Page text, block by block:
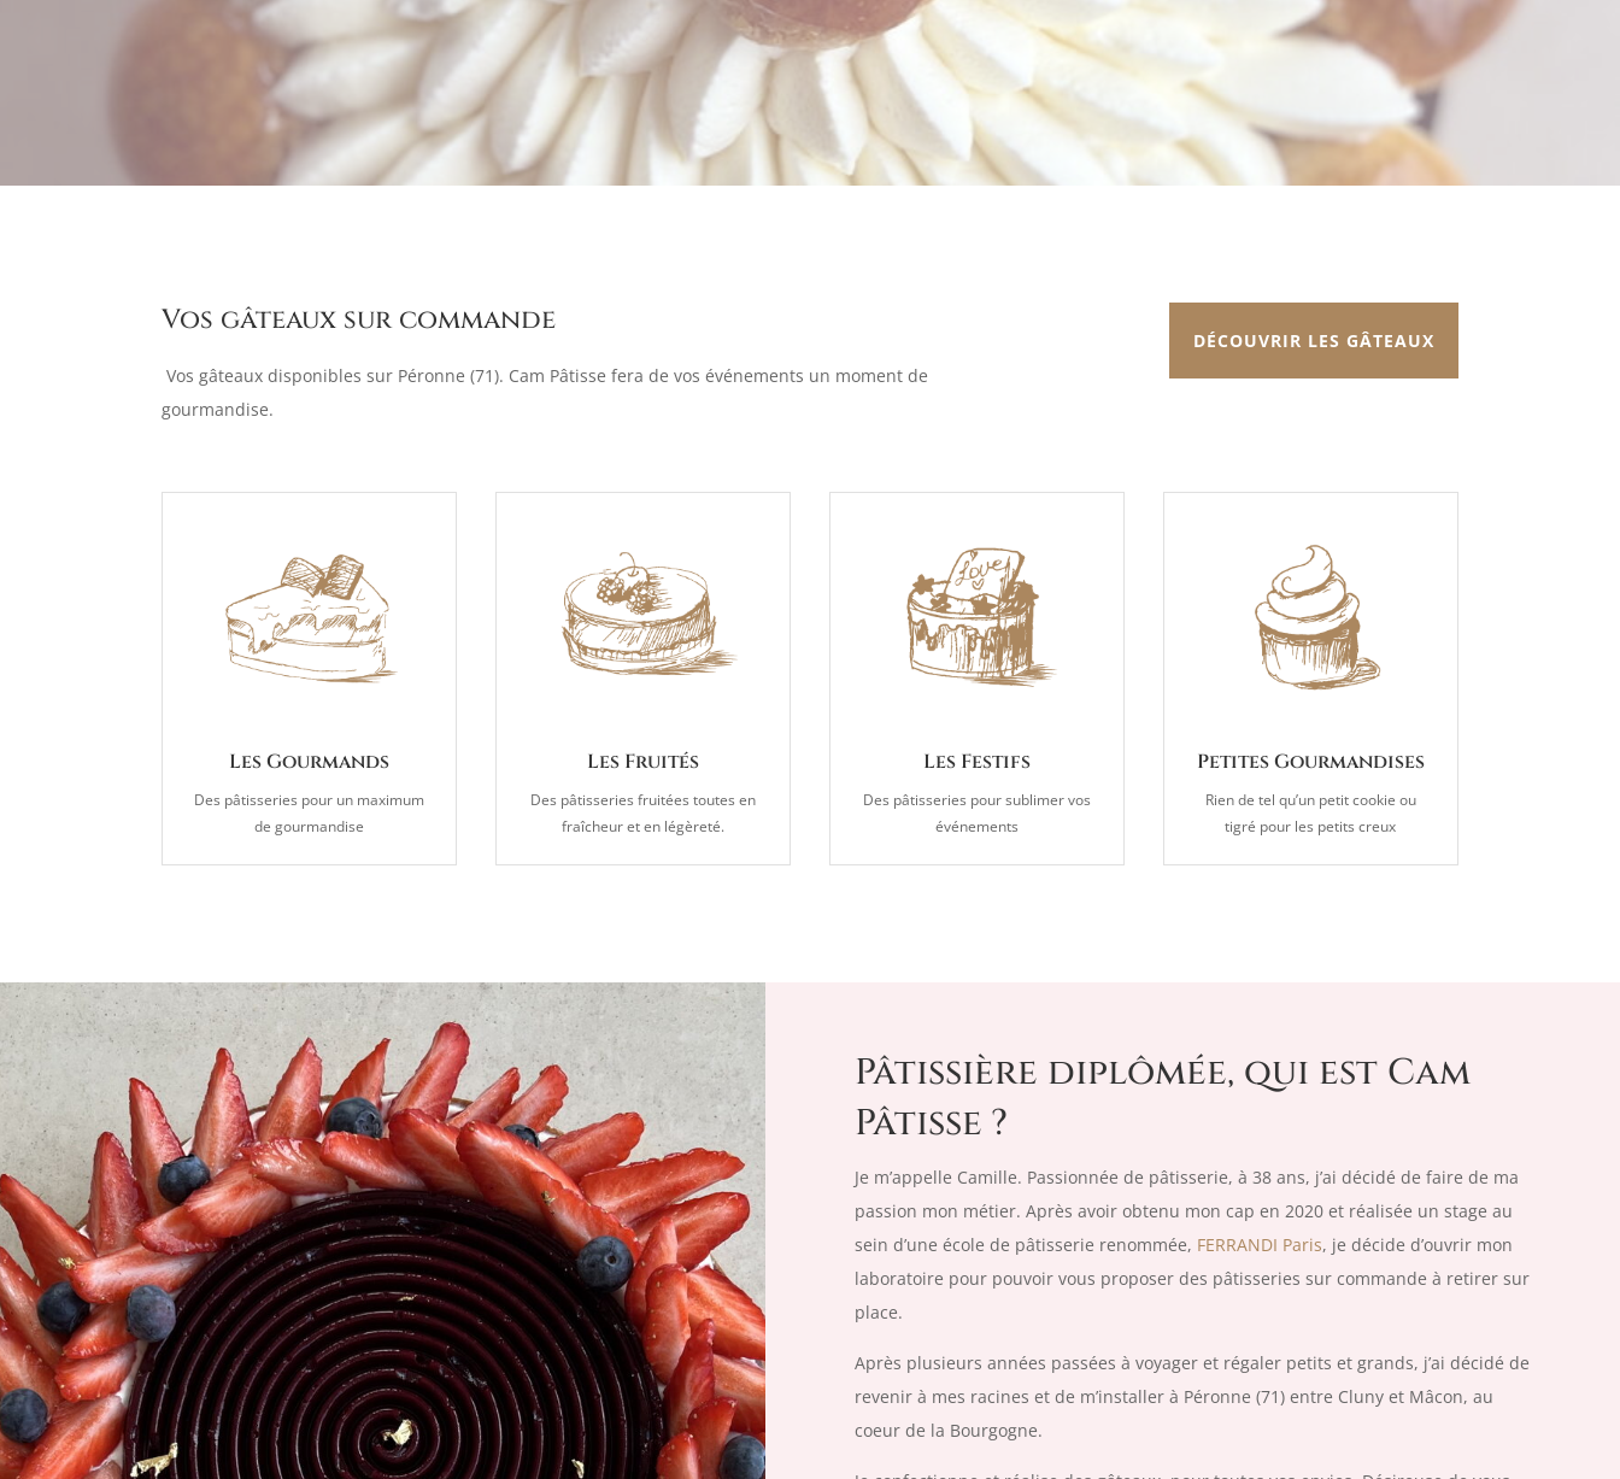
Vos gâteaux sur commande
Vos gâteaux disponibles sur Péronne (71). Cam Pâtisse fera de vos événements un moment de
gourmandise.
DÉCOUVRIR LES GÂTEAUX
Les Gourmands
Des pâtisseries pour un maximum
de gourmandise
Les Fruités
Des pâtisseries fruitées toutes en
fraîcheur et en légèreté.
Les Festifs
Des pâtisseries pour sublimer vos
événements
Petites Gourmandises
Rien de tel qu’un petit cookie ou
tigré pour les petits creux
Pâtissière diplômée, qui est Cam
Pâtisse ?
Je m’appelle Camille. Passionnée de pâtisserie, à 38 ans, j’ai décidé de faire de ma
passion mon métier. Après avoir obtenu mon cap en 2020 et réalisée un stage au
sein d’une école de pâtisserie renommée, FERRANDI Paris, je décide d’ouvrir mon
laboratoire pour pouvoir vous proposer des pâtisseries sur commande à retirer sur
place.
Après plusieurs années passées à voyager et régaler petits et grands, j’ai décidé de
revenir à mes racines et de m’installer à Péronne (71) entre Cluny et Mâcon, au
coeur de la Bourgogne.